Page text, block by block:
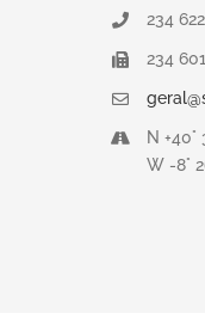
234
234
N +40°
W -8°